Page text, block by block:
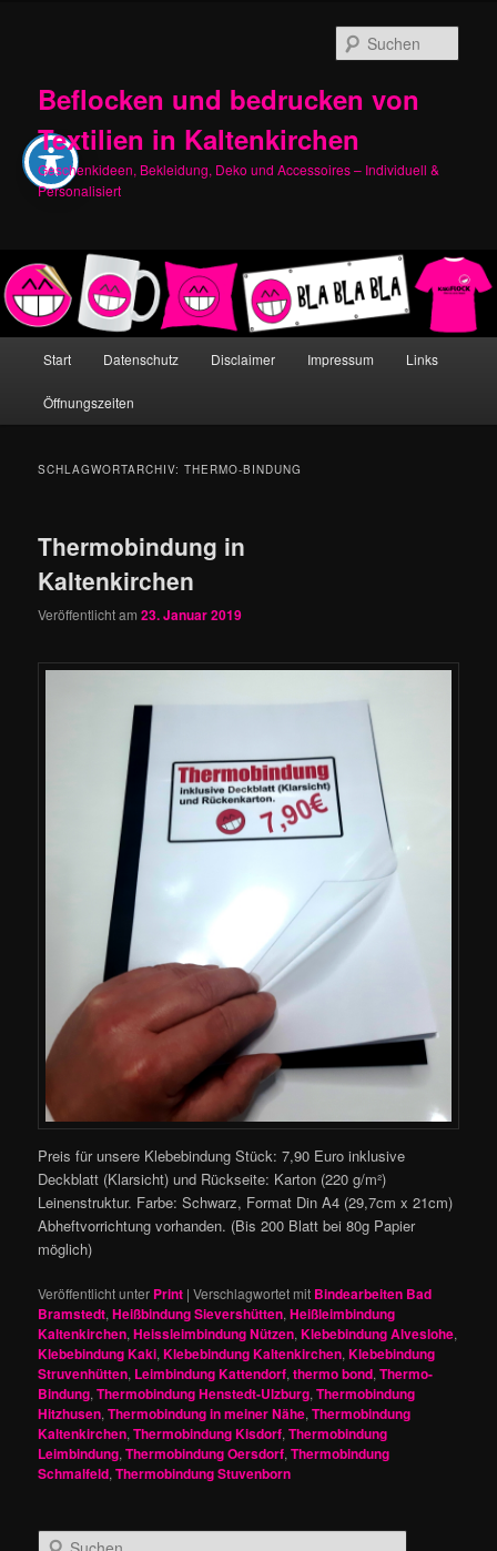
Beflocken und bedrucken von
Textilien in Kaltenkirchen
Geschenkideen, Bekleidung, Deko und Accessoires – Individuell &
Personalisiert
Start Datenschutz Disclaimer Impressum Links
Öffnungszeiten
SCHLAGWORTARCHIV:THERMO-BINDUNG
Thermobindung in
Kaltenkirchen
Veröffentlicht am23. Januar 2019
Preis für unsere Klebebindung Stück: 7,90 Euro inklusive
Deckblatt (Klarsicht) und Rückseite: Karton (220 g/m²)
Leinenstruktur. Farbe: Schwarz, Format Din A4 (29,7cm x 21cm)
Abheftvorrichtung vorhanden. (Bis 200 Blatt bei 80g Papier
möglich)
Veröffentlicht unter Print |Verschlagwortet mit Bindearbeiten Bad
Bramstedt,Heißbindung Sievershütten,Heißleimbindung
Kaltenkirchen,Heissleimbindung Nützen,Klebebindung Alveslohe,
Klebebindung Kaki,Klebebindung Kaltenkirchen,Klebebindung
Struvenhütten, Leimbindung Kattendorf,thermo bond,Thermo-
Bindung,Thermobindung Henstedt-Ulzburg,Thermobindung
Hitzhusen,Thermobindung in meiner Nähe,Thermobindung
Kaltenkirchen,Thermobindung Kisdorf,Thermobindung
Leimbindung,Thermobindung Oersdorf,Thermobindung
Schmalfeld,Thermobindung Stuvenborn